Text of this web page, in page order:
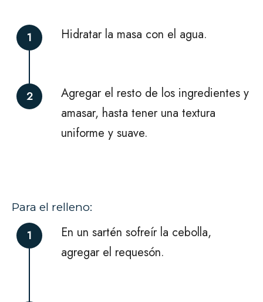
1 Hidratar la masa con el agua.
2
Agregar el resto de los ingredientes y
amasar, hasta tener una textura
uniforme y suave.
Para el relleno:
1
En un sartén sofreír la cebolla,
agregar el requesón.